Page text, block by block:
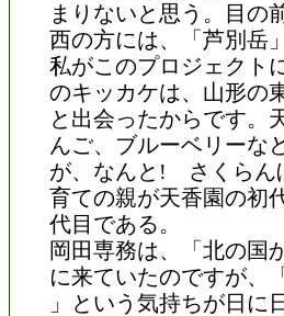
まりないと思う。目の
西の方には、「芦別岳
私がこのプロジェクト
のキッカケは、山形の
と出会ったからです。
んご、ブルーベリーな
が、なんと! さくらん
育ての親が天香園の初
代目である。
岡田専務は、「北の国
に来ていたのですが、
」という気持ちが日に